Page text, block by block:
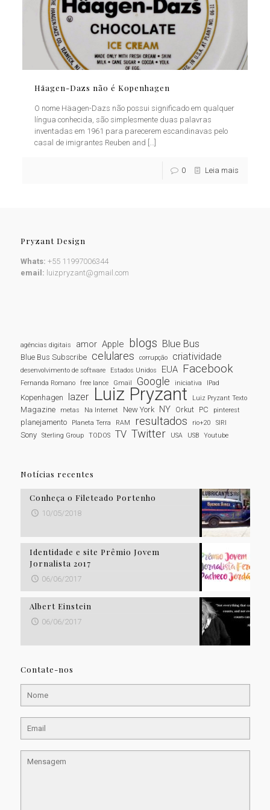
Häagen-Dazs não é Kopenhagen
O nome Häagen-Dazs não possui significado em qualquer
língua conhecida, são simplesmente duas palavras
inventadas em 1961 para parecerem escandinavas pelo
casal de imigrantes Reuben and […]
0 Leia mais
Pryzant Design
Whats: +55 11997006344
email: luizpryzant@gmail.com
agências digitais amor Apple blogs Blue Bus
Blue Bus Subscribe celulares corrupção criatividade
desenvolvimento de software Estados Unidos EUA Facebook
Fernanda Romano free lance Gmail Google iniciativa IPad
Kopenhagen lazer Luiz Pryzant Luiz Pryzant Texto
Magazine metas Na Internet New York NY Orkut PC pinterest
planejamento Planeta Terra RAM resultados rio+20 SIRI
Sony Sterling Group TODOS TV Twitter USA USB Youtube
Notícias recentes
Conheça o Fileteado Portenho
10/05/2018
Identidade e site Prêmio Jovem
Jornalista 2017
06/06/2017
Albert Einstein
06/06/2017
Contate-nos